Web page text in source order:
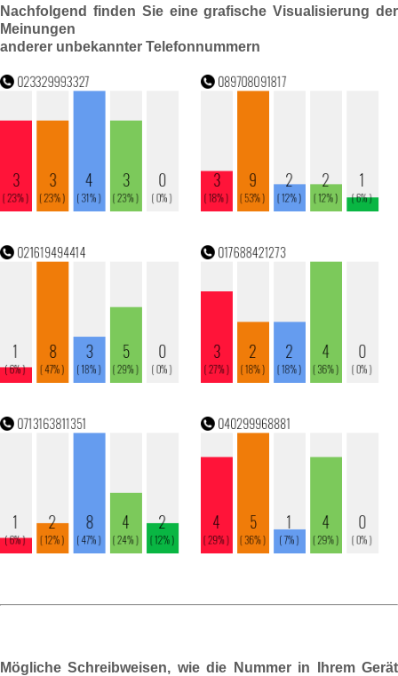
Nachfolgend finden Sie eine grafische Visualisierung der
Meinungen
anderer unbekannter Telefonnummern
Mögliche Schreibweisen, wie die Nummer in Ihrem Gerät